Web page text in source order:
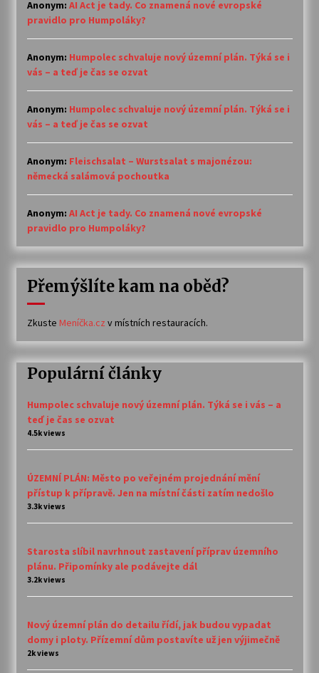
Anonym: AI Act je tady. Co znamená nové evropské
pravidlo pro Humpoláky?
Anonym: Humpolec schvaluje nový územní plán. Týká se i
vás – a teď je čas se ozvat
Anonym: Humpolec schvaluje nový územní plán. Týká se i
vás – a teď je čas se ozvat
Anonym: Fleischsalat – Wurstsalat s majonézou:
německá salámová pochoutka
Anonym: AI Act je tady. Co znamená nové evropské
pravidlo pro Humpoláky?
Přemýšlíte kam na oběd?
Zkuste Meníčka.cz v místních restauracích.
Populární články
Humpolec schvaluje nový územní plán. Týká se i vás – a
teď je čas se ozvat
4.5k views
ÚZEMNÍ PLÁN: Město po veřejném projednání mění
přístup k přípravě. Jen na místní části zatím nedošlo
3.3k views
Starosta slíbil navrhnout zastavení příprav územního
plánu. Připomínky ale podávejte dál
3.2k views
Nový územní plán do detailu řídí, jak budou vypadat
domy i ploty. Přízemní dům postavíte už jen výjimečně
2k views